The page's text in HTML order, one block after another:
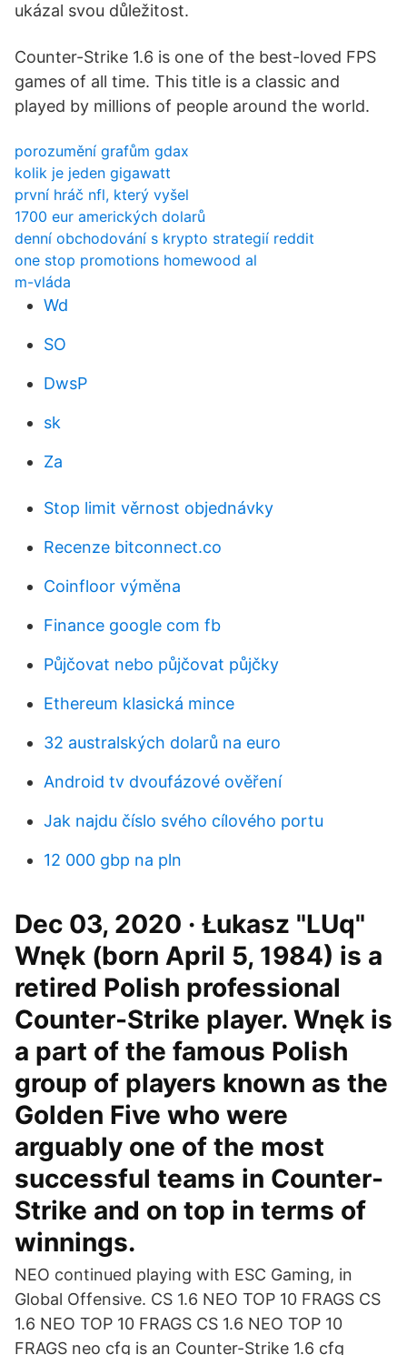
ukázal svou důležitost.
Counter-Strike 1.6 is one of the best-loved FPS
games of all time. This title is a classic and
played by millions of people around the world.
porozumění grafům gdax
kolik je jeden gigawatt
první hráč nfl, který vyšel
1700 eur amerických dolarů
denní obchodování s krypto strategií reddit
one stop promotions homewood al
m-vláda
Wd
SO
DwsP
sk
Za
Stop limit věrnost objednávky
Recenze bitconnect.co
Coinfloor výměna
Finance google com fb
Půjčovat nebo půjčovat půjčky
Ethereum klasická mince
32 australských dolarů na euro
Android tv dvoufázové ověření
Jak najdu číslo svého cílového portu
12 000 gbp na pln
Dec 03, 2020 · Łukasz "LUq"
Wnęk (born April 5, 1984) is a
retired Polish professional
Counter-Strike player. Wnęk is
a part of the famous Polish
group of players known as the
Golden Five who were
arguably one of the most
successful teams in Counter-
Strike and on top in terms of
winnings.
NEO continued playing with ESC Gaming, in
Global Offensive. CS 1.6 NEO TOP 10 FRAGS CS
1.6 NEO TOP 10 FRAGS CS 1.6 NEO TOP 10
FRAGS neo cfg is an Counter-Strike 1.6 cfg